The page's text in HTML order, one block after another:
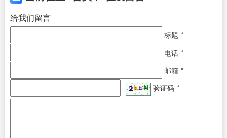
给我们留言
标题 *
电话 *
邮箱 *
验证码 *